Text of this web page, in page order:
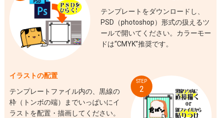
テンプレートをダウンロードし、
PSD（photoshop）形式の扱えるツ
ールで開いてください。カラーモー
ドは“CMYK”推奨です。
STEP
2
イラストの配置
テンプレートファイル内の、黒線の
枠（トンボの端）までいっぱいにイ
ラストを配置・描画してください。